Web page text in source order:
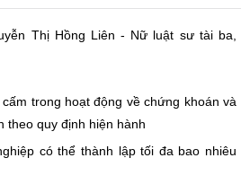
Thị Hồng Liên - Nữ luật sư tài ba,
trong hoạt động về chứng khoán và
theo quy định hiện hành
có thể thành lập tối đa bao nhiêu